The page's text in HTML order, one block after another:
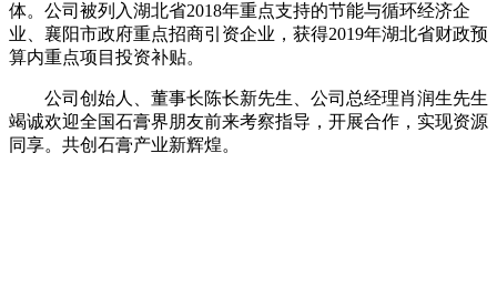
体。公司被列入湖北省2018年重点支持的节能与循环经济企
业、襄阳市政府重点招商引资企业，获得2019年湖北省财政预
算内重点项目投资补贴。
公司创始人、董事长陈长新先生、公司总经理肖润生先生
竭诚欢迎全国石膏界朋友前来考察指导，开展合作，实现资源
同享。共创石膏产业新辉煌。